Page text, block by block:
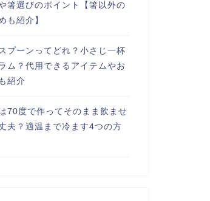
箸選びのポイント【箸以外の
も紹介】
プーンってどれ？小さじ一杯
ム？代用できるアイテムやお
紹介
70度で作ってそのまま飲ませ
夫？適温まで冷ます4つの方